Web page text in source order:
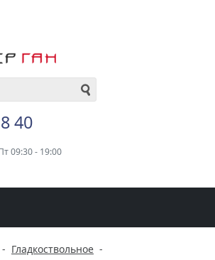
40
09:30 - 19:00
- Гладкоствольное -